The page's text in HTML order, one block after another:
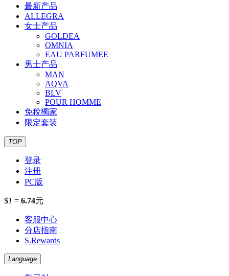
最新产品
ALLEGRA
女士产品
GOLDEA
OMNIA
EAU PARFUMEE
男士产品
MAN
AQVA
BLV
POUR HOMME
免稅獨家
限定套装
TOP
登录
注册
PC版
$1 = 6.74元
客服中心
分店指南
S.Rewards
Language